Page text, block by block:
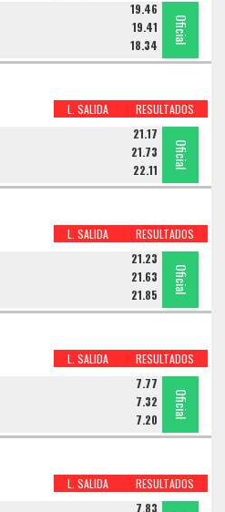
19.46
Oficial
19.41 Oficial
18.34
Oficial
L. SALIDA RESULTADOS
21.17
Oficial
21.73 Oficial
22.11
Oficial
L. SALIDA RESULTADOS
21.23
Oficial
21.63 Oficial
21.85
Oficial
L. SALIDA RESULTADOS
7.77
Oficial
7.32 Oficial
7.20
Oficial
L. SALIDA RESULTADOS
7.83